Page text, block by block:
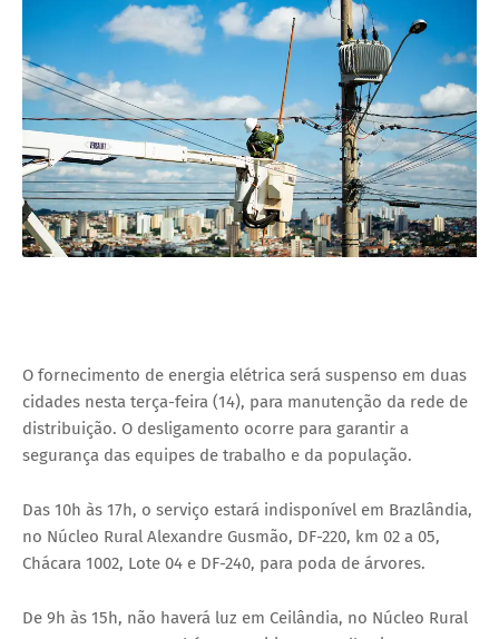
O fornecimento de energia elétrica será suspenso em duas
cidades nesta terça-feira (14), para manutenção da rede de
distribuição. O desligamento ocorre para garantir a
segurança das equipes de trabalho e da população.
Das 10h às 17h, o serviço estará indisponível em Brazlândia,
no Núcleo Rural Alexandre Gusmão, DF-220, km 02 a 05,
Chácara 1002, Lote 04 e DF-240, para poda de árvores.
De 9h às 15h, não haverá luz em Ceilândia, no Núcleo Rural